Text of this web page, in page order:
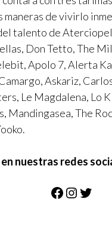
de vivirlo
talento de
Don Tetto, The
Apolo 7, Alerta
Askariz,
Le Magdalena, Lo
Mandingasea, The
nuestras redes
Facebook